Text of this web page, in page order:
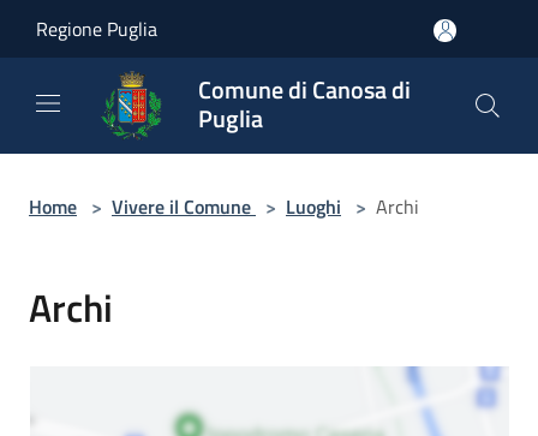
Regione Puglia
Comune di Canosa di
Puglia
Home > Vivere il Comune > Luoghi > Archi
Archi